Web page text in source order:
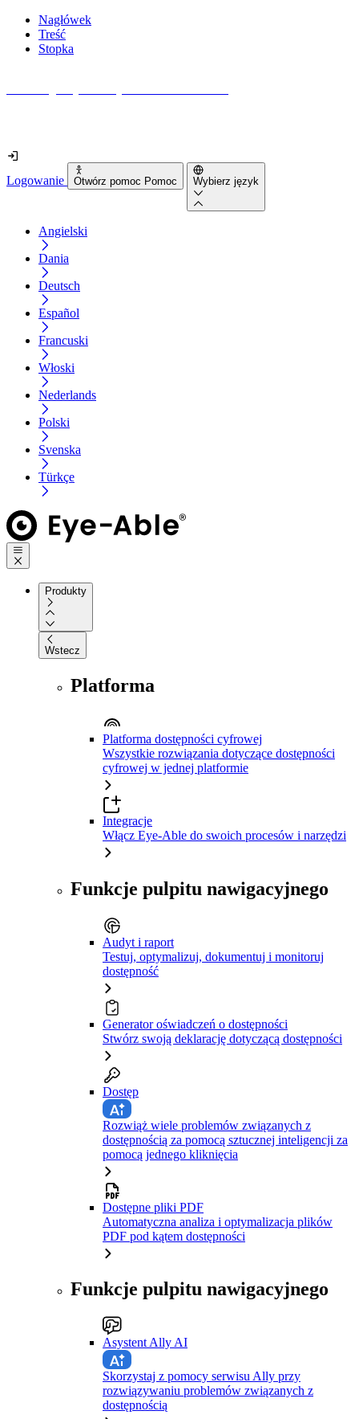
Nagłówek
Treść
Stopka
Logowanie Otwórz pomoc Pomoc Wybierz język
Angielski
Dania
Deutsch
Español
Francuski
Włoski
Nederlands
Polski
Svenska
Türkçe
Produkty
Wstecz
Platforma
Platforma dostępności cyfrowej
Wszystkie rozwiązania dotyczące dostępności
cyfrowej w jednej platformie
Integracje
Włącz Eye-Able do swoich procesów i narzędzi
Funkcje pulpitu nawigacyjnego
Audyt i raport
Testuj, optymalizuj, dokumentuj i monitoruj
dostępność
Generator oświadczeń o dostępności
Stwórz swoją deklarację dotyczącą dostępności
Dostęp
Rozwiąż wiele problemów związanych z
dostępnością za pomocą sztucznej inteligencji za
pomocą jednego kliknięcia
Dostępne pliki PDF
Automatyczna analiza i optymalizacja plików
PDF pod kątem dostępności
Funkcje pulpitu nawigacyjnego
Asystent Ally AI
Skorzystaj z pomocy serwisu Ally przy
rozwiązywaniu problemów związanych z
dostępnością